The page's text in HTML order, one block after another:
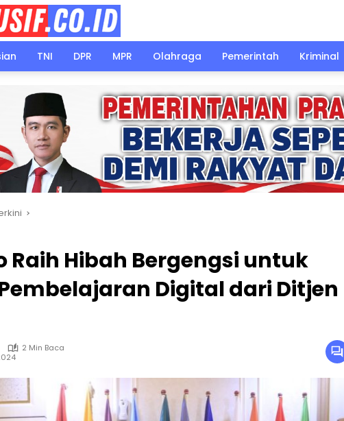
TNI DPR MPR Olahraga Pemerintah Kriminal
Raih Hibah Bergengsi untuk
Digital dari Ditjen
2 Min Baca